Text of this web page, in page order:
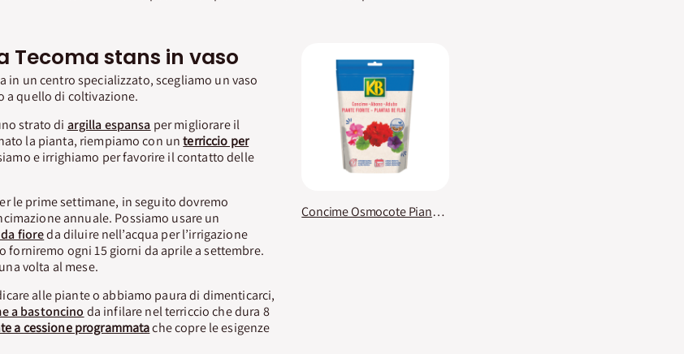
Tecoma stans in vaso
in un centro specializzato, scegliamo un vaso
a quello di coltivazione.
strato di argilla espansa per migliorare il
la pianta, riempiamo con unterriccio per
e irrighiamo per favorire il contatto delle
le prime settimane, in seguito dovremo
annuale. Possiamo usare un
fioreda diluire nell’acqua per l’irrigazione
forniremo ogni 15 giorni da aprile a settembre.
volta al mese.
alle piante o abbiamo paura di dimenticarci,
a bastoncino da infilare nel terriccio che dura 8
a cessione programmatache copre le esigenze
Concime Osmocote Piante Fiorite KB